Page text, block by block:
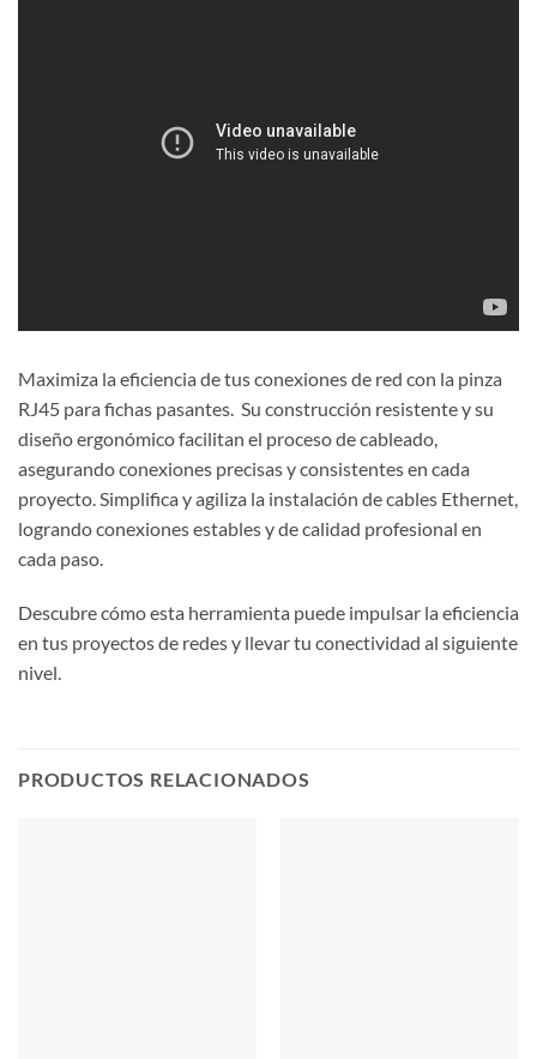
Maximiza la eficiencia de tus conexiones de red con la pinza
RJ45 para fichas pasantes. Su construcción resistente y su
diseño ergonómico facilitan el proceso de cableado,
asegurando conexiones precisas y consistentes en cada
proyecto. Simplifica y agiliza la instalación de cables Ethernet,
logrando conexiones estables y de calidad profesional en
cada paso.
Descubre cómo esta herramienta puede impulsar la eficiencia
en tus proyectos de redes y llevar tu conectividad al siguiente
nivel.
PRODUCTOS RELACIONADOS